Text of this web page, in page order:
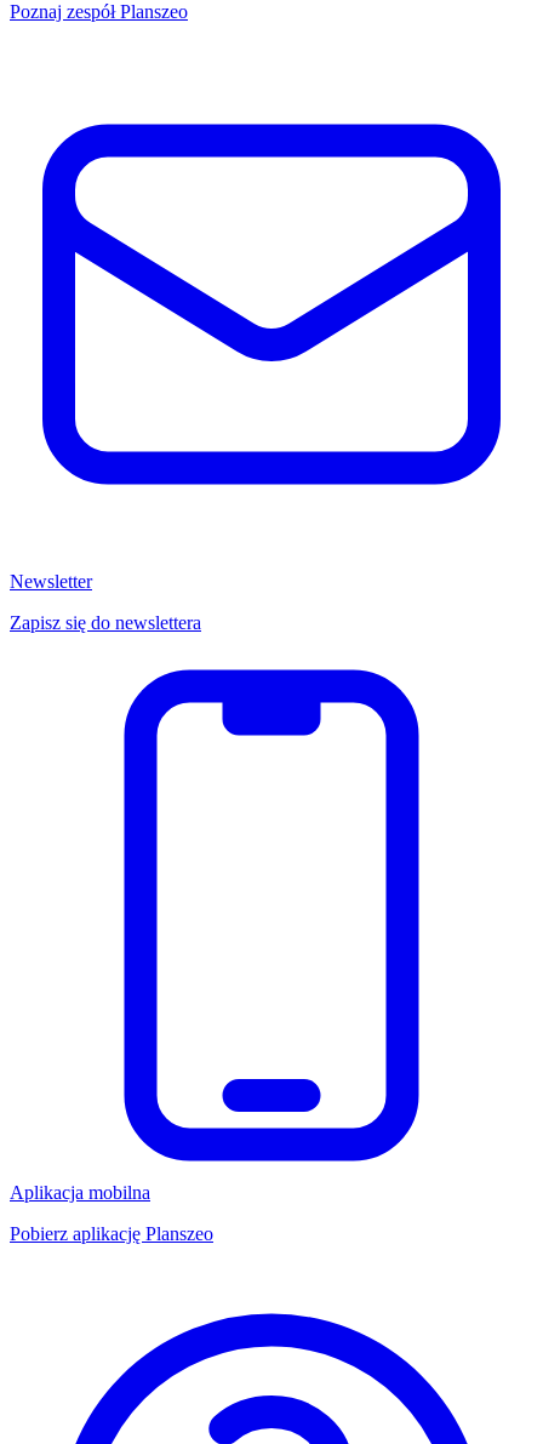
Poznaj zespół Planszeo
Newsletter
Zapisz się do newslettera
Aplikacja mobilna
Pobierz aplikację Planszeo